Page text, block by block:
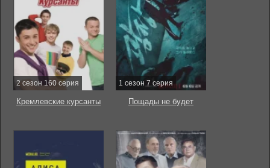
2 сезон 160 серия
Кремлевские курсанты
1 сезон 7 серия
Пощады не будет